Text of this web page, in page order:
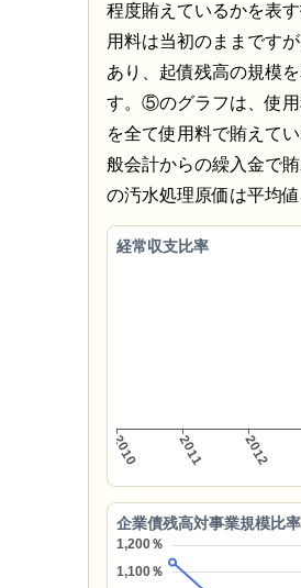
程度賄えているかを表
用料は当初のままです
あり、起債残高の規模
す。⑤のグラフは、使用
を全て使用料で賄えて
般会計からの繰入金で
の汚水処理原価は平均
経常収支比率
企業債残高対事業規模比率